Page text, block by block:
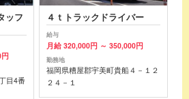
ッフ
円
目4番
４ｔトラックドライバー
給与
月給 320,000円 ～ 350,000円
勤務地
福岡県糟屋郡宇美町貴船４－１２
２４－１